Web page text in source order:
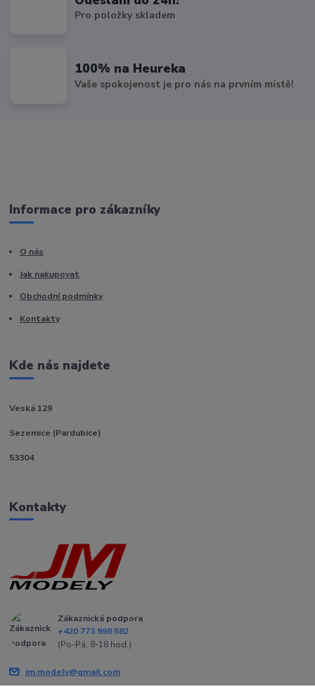
Pro položky skladem
100% na Heureka
Vaše spokojenost je pro nás na prvním místě!
Informace pro zákazníky
O nás
Jak nakupovat
Obchodní podmínky
Kontakty
Kde nás najdete
Veská 129
Sezemice (Pardubice)
53304
Kontakty
Zákaznická podpora
+420 773 998 582
(Po-Pá, 8-18 hod.)
jm.modely@gmail.com